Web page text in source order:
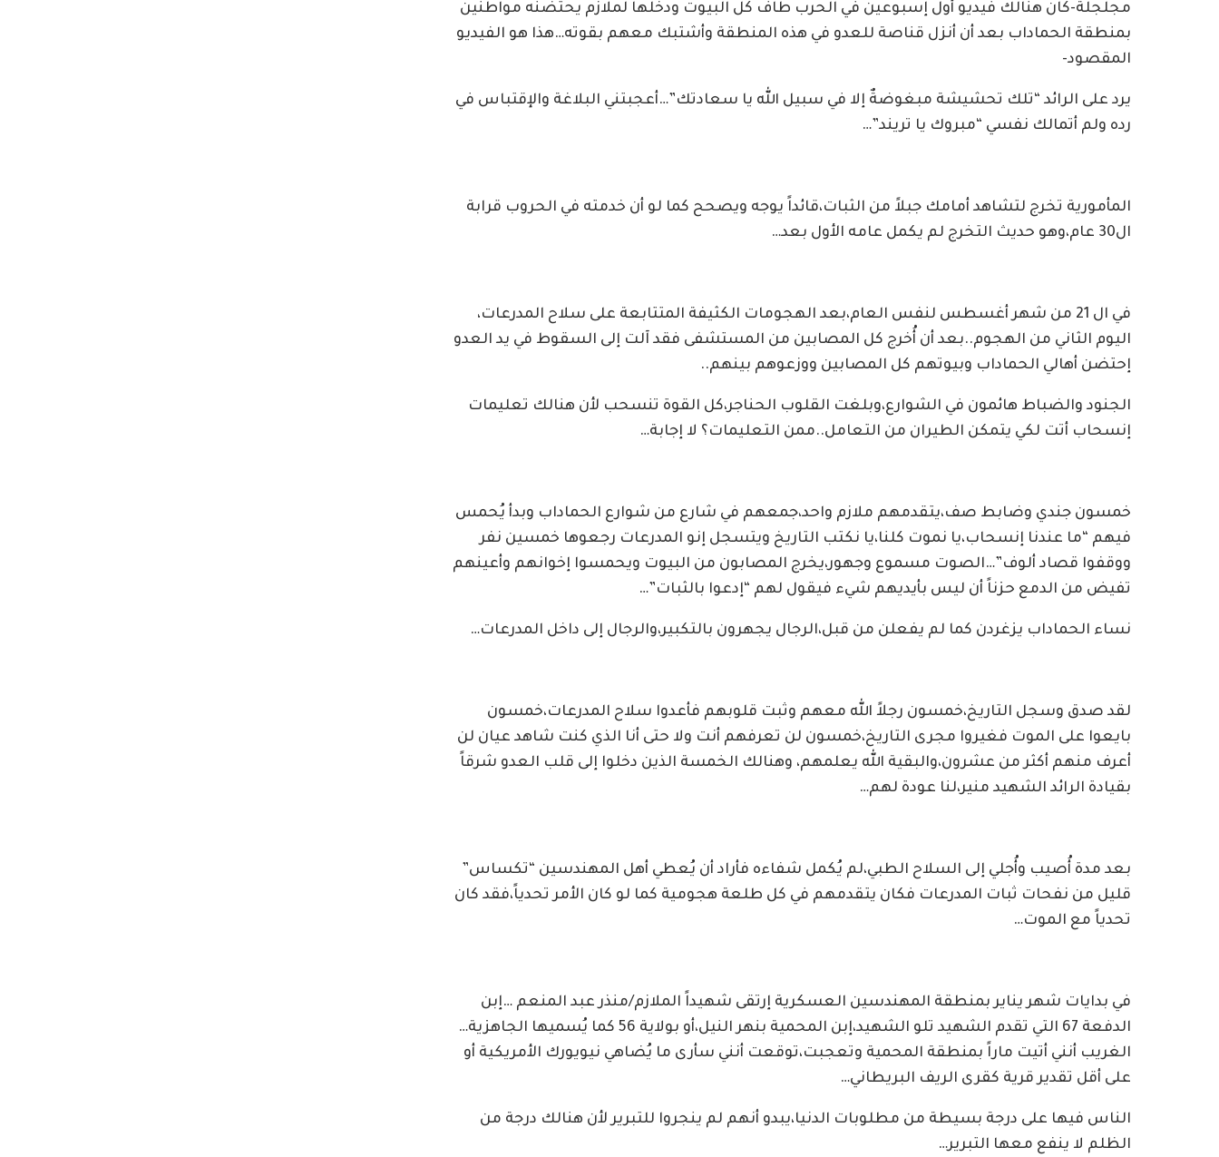
مجلجلة-كان هنالك فيديو أول إسبوعين في الحرب طاف كل البيوت ودخلها لملازم يحتضنه مواطنين
بمنطقة الحماداب بعد أن أنزل قناصة للعدو في هذه المنطقة وأشتبك معهم بقوته…هذا هو الفيديو
المقصود-
يرد على الرائد “تلك تحشيشة مبغوضةٌ إلا في سبيل الله يا سعادتك”…أعجبتني البلاغة والإقتباس في
رده ولم أتمالك نفسي “مبروك يا تريند”…
المأمورية تخرج لتشاهد أمامك جبلاً من الثبات،قائداً يوجه ويصحح كما لو أن خدمته في الحروب قرابة
ال30 عام،وهو حديث التخرج لم يكمل عامه الأول بعد…
في ال 21 من شهر أغسطس لنفس العام،بعد الهجومات الكثيفة المتتابعة على سلاح المدرعات،
اليوم الثاني من الهجوم..بعد أن أُخرج كل المصابين من المستشفى فقد آلت إلى السقوط في يد العدو
إحتضن أهالي الحماداب وبيوتهم كل المصابين ووزعوهم بينهم..
الجنود والضباط هائمون في الشوارع،وبلغت القلوب الحناجر،كل القوة تنسحب لأن هنالك تعليمات
إنسحاب أتت لكي يتمكن الطيران من التعامل..ممن التعليمات؟ لا إجابة…
خمسون جندي وضابط صف،يتقدمهم ملازم واحد،جمعهم في شارع من شوارع الحماداب وبدأ يُحمس
فيهم “ما عندنا إنسحاب،يا نموت كلنا،يا نكتب التاريخ ويتسجل إنو المدرعات رجعوها خمسين نفر
ووقفوا قصاد ألوف”…الصوت مسموع وجهور،يخرج المصابون من البيوت ويحمسوا إخوانهم وأعينهم
تفيض من الدمع حزناً أن ليس بأيديهم شيء فيقول لهم “إدعوا بالثبات”…
نساء الحماداب يزغردن كما لم يفعلن من قبل،الرجال يجهرون بالتكبير،والرجال إلى داخل المدرعات…
لقد صدق وسجل التاريخ،خمسون رجلاً الله معهم وثبت قلوبهم فأعدوا سلاح المدرعات،خمسون
بايعوا على الموت فغيروا مجرى التاريخ،خمسون لن تعرفهم أنت ولا حتى أنا الذي كنت شاهد عيان لن
أعرف منهم أكثر من عشرون،والبقية الله يعلمهم، وهنالك الخمسة الذين دخلوا إلى قلب العدو شرقاً
بقيادة الرائد الشهيد منير،لنا عودة لهم…
بعد مدة أُصيب وأُجلي إلى السلاح الطبي،لم يُكمل شفاءه فأراد أن يُعطي أهل المهندسين “تكساس”
قليل من نفحات ثبات المدرعات فكان يتقدمهم في كل طلعة هجومية كما لو كان الأمر تحدياً،فقد كان
تحدياً مع الموت…
في بدايات شهر يناير بمنطقة المهندسين العسكرية إرتقى شهيداً الملازم/منذر عبد المنعم …إبن
الدفعة 67 التي تقدم الشهيد تلو الشهيد،إبن المحمية بنهر النيل،أو بولاية 56 كما يُسميها الجاهزية…
الغريب أنني أتيت ماراً بمنطقة المحمية وتعجبت،توقعت أنني سأرى ما يُضاهي نيويورك الأمريكية أو
على أقل تقدير قرية كقرى الريف البريطاني…
الناس فيها على درجة بسيطة من مطلوبات الدنيا،يبدو أنهم لم ينجروا للتبرير لأن هنالك درجة من
الظلم لا ينفع معها التبرير…